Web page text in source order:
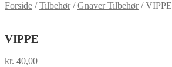
Forside /Tilbehør/Gnaver Tilbehør/VIPPE
VIPPE
kr. 40,00